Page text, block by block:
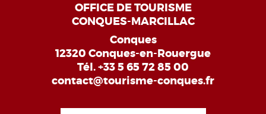
OFFICE DE TOURISME
CONQUES-MARCILLAC
Conques
12320 Conques-en-Rouergue
Tél.+33 5 65 72 85 00
contact@tourisme-conques.fr